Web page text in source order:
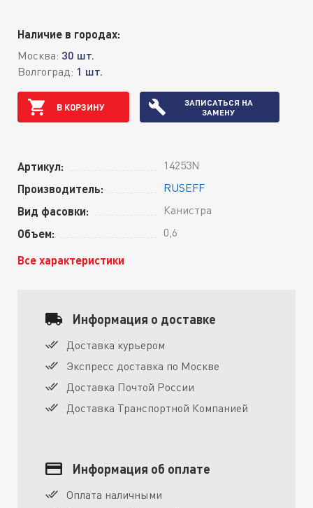
Наличие в городах:
Москва: 30 шт.
Волгоград: 1 шт.
В КОРЗИНУ
ЗАПИСАТЬСЯ НА
ЗАМЕНУ
Артикул: 14253N
Производитель: RUSEFF
Вид фасовки: Канистра
Объем: 0,6
Все характеристики
Информация о доставке
Доставка курьером
Экспресс доставка по Москве
Доставка Почтой России
Доставка Транспортной Компанией
Информация об оплате
Оплата наличными